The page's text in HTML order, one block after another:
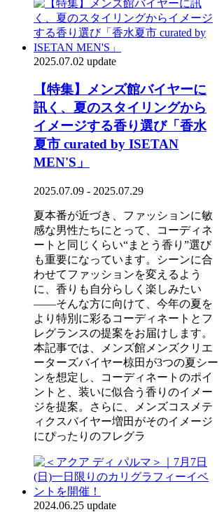
2025.07.02 update
【特集】メンズ館バイヤーに
訊く、夏のスタイリングから
イメージする香り選び「香水
夏市 curated by ISETAN
MEN'S」
2025.07.09 - 2025.07.29
夏本番が近づき、ファッションに敏
感な男性たちにとって、コーディネ
ートと同じくらい“まとう香り”選び
も重要になっています。シーンに合
わせてファッションを変えるよう
に、香りも自分らしく楽しみたい
――そんな方に向けて、今年の夏を
より特別に彩るコーディネートとフ
レグランスの提案をお届けします。
本記事では、メンズ館メンズクリエ
ーターズバイヤー椋田が3つの夏シー
ンを想定し、コーディネートのポイ
ントと、装いに似合う香りのイメー
ジを提案。さらに、メンズコスメテ
ィクスバイヤー増田がそのイメージ
にぴったりのフレグラ
2024.06.25 update